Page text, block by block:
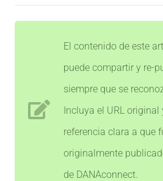
El contenido de este
puede compartir y re-
siempre que se
Incluya el URL original
referencia clara a que
originalmente
de DANAconnect.